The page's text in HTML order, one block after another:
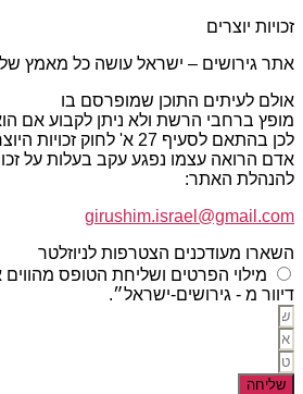
זכויות יוצרים
אתר גירושים – ישראל עושה כל מאמץ שלא
אולם לעיתים התוכן שמופרסם בו
מופץ ברחבי הרשת ולא ניתן לקבוע אם
לכן בהתאם לסעיף 27 א' לחוק זכויות היוצרים, כל
אדם הרואה עצמו נפגע עקב בעלות על
להנהלת האתר:
girushim.israel@gmail.com
השארו מעודכנים הצטרפות לניוזלטר
מילוי הפרטים ושליחת הטופס
דיוור מ - גירושים-ישראל״.
שליחה